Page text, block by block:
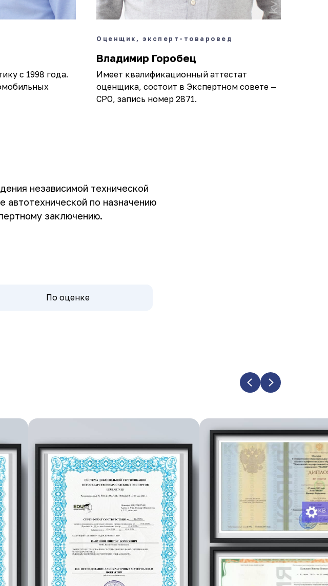
с 1998 года.
Оценщик, эксперт-товаровед
Владимир Горобец
Имеет квалификационный аттестат
оценщика, состоит в Экспертном совете —
СРО, запись номер 2871.
независимой технической
по назначению
заключению.
По оценке